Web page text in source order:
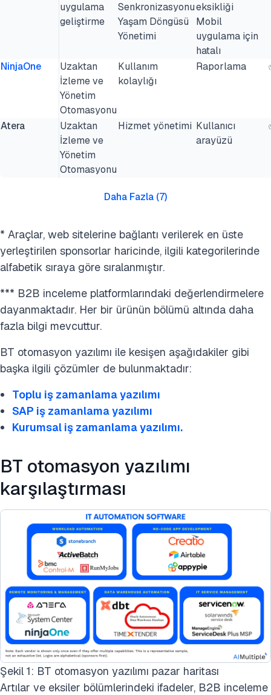
uygulama
geliştirme
Senkronizasyonu
Yaşam Döngüsü
Yönetimi
eksikliği
Mobil
uygulama için
hatalı
NinjaOne
Uzaktan
İzleme ve
Yönetim
Otomasyonu
Kullanım
kolaylığı
Raporlama
Atera
Uzaktan
İzleme ve
Yönetim
Otomasyonu
Hizmet yönetimi Kullanıcı
arayüzü
Daha Fazla (7)
* Araçlar, web sitelerine bağlantı verilerek en üste
yerleştirilen sponsorlar haricinde, ilgili kategorilerinde
alfabetik sıraya göre sıralanmıştır.
*** B2B inceleme platformlarındaki değerlendirmelere
dayanmaktadır. Her bir ürünün bölümü altında daha
fazla bilgi mevcuttur.
BT otomasyon yazılımı ile kesişen aşağıdakiler gibi
başka ilgili çözümler de bulunmaktadır:
Toplu iş zamanlama yazılımı
SAP iş zamanlama yazılımı
Kurumsal iş zamanlama yazılımı.
BT otomasyon yazılımı
karşılaştırması
Şekil 1: BT otomasyon yazılımı pazar haritası
Artılar ve eksiler bölümlerindeki ifadeler, B2B inceleme